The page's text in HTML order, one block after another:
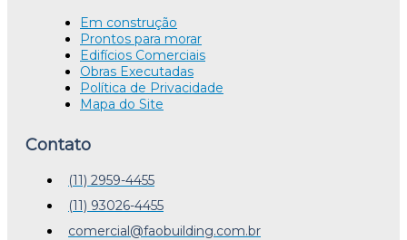
Em construção
Prontos para morar
Edifícios Comerciais
Obras Executadas
Política de Privacidade
Mapa do Site
Contato
(11) 2959-4455
(11) 93026-4455
comercial@faobuilding.com.br